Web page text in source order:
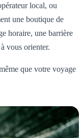
local, ou
une boutique de
horaire, une barrière
vous orienter.
que votre voyage